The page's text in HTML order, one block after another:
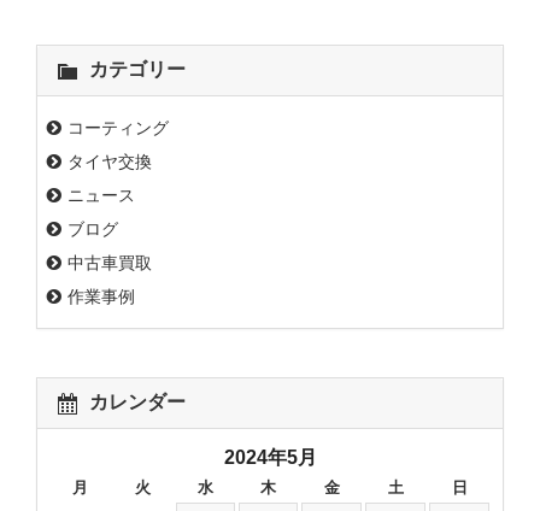
カテゴリー
コーティング
タイヤ交換
ニュース
ブログ
中古車買取
作業事例
カレンダー
2024年5月
月 火 水 木 金 土 日